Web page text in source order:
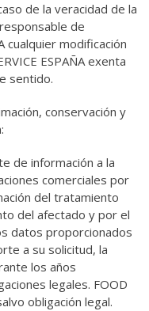
de la veracidad de la
de
cualquier modificación
ESPAÑA exenta
sentido.
conservación y
de información a la
comerciales por
del tratamiento
del afectado y por el
datos proporcionados
a su solicitud, la
los años
legales. FOOD
obligación legal.